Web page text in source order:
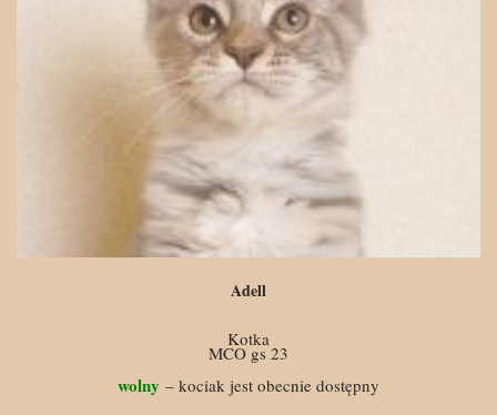
Adell
Kotka
MCO gs 23
wolny – kociak jest obecnie dostępny